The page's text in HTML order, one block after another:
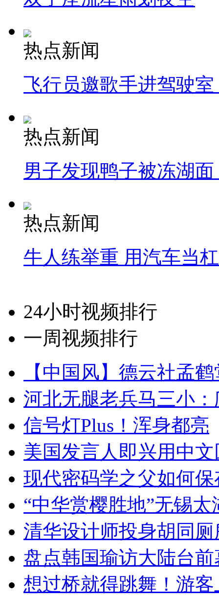
热点新闻
飞行员邀歌手进驾驶
热点新闻
男子发现鸭子被冻湖
热点新闻
牛人练举重 用汽车当
24小时视频排行
一周视频排行
【中国风】德云社孟
河北无腿老兵马三小
信号灯Plus！浑身都亮
美国发言人即兴用中
现代密码学之父如何
“中华赏樱胜地”无锡
清华设计师投身胡同
盘点韩国瑜访大陆台
想过桥就得跳舞！游客